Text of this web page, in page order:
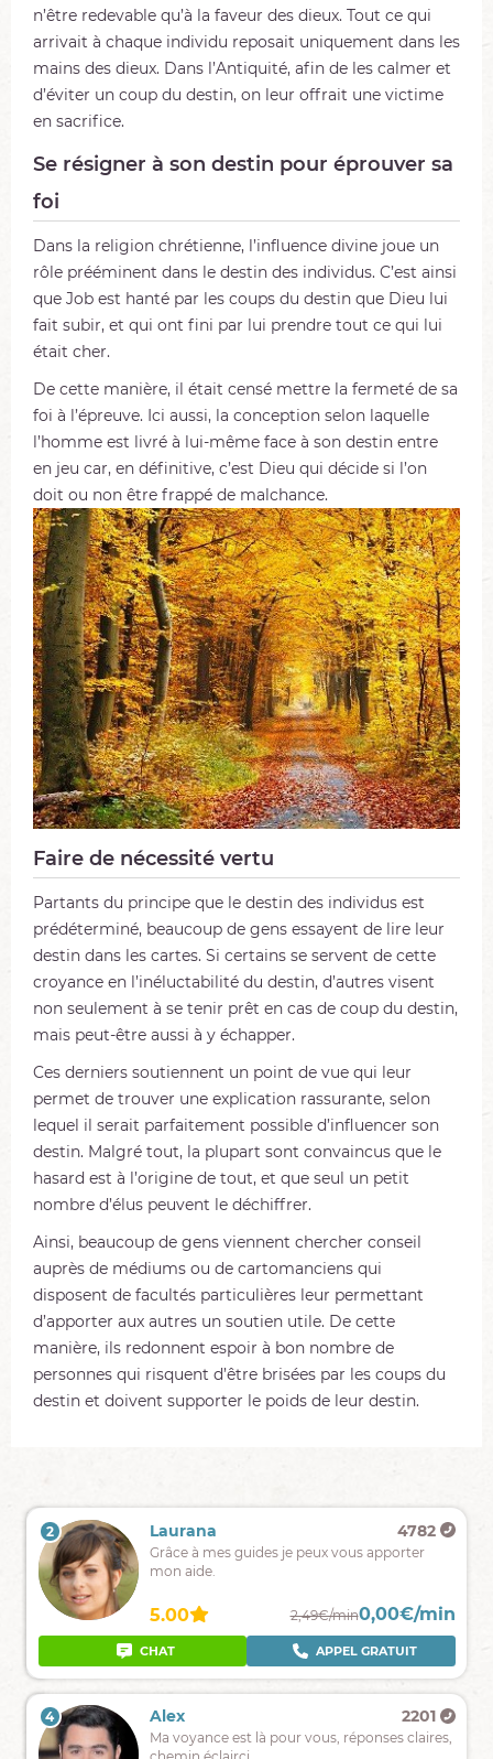
n’être redevable qu’à la faveur des dieux. Tout ce qui
arrivait à chaque individu reposait uniquement dans les
mains des dieux. Dans l’Antiquité, afin de les calmer et
d’éviter un coup du destin, on leur offrait une victime
en sacrifice.
Se résigner à son destin pour éprouver sa
foi
Dans la religion chrétienne, l’influence divine joue un
rôle prééminent dans le destin des individus. C’est ainsi
que Job est hanté par les coups du destin que Dieu lui
fait subir, et qui ont fini par lui prendre tout ce qui lui
était cher.
De cette manière, il était censé mettre la fermeté de sa
foi à l’épreuve. Ici aussi, la conception selon laquelle
l’homme est livré à lui-même face à son destin entre
en jeu car, en définitive, c’est Dieu qui décide si l’on
doit ou non être frappé de malchance.
Faire de nécessité vertu
Partants du principe que le destin des individus est
prédéterminé, beaucoup de gens essayent de lire leur
destin dans les cartes. Si certains se servent de cette
croyance en l’inéluctabilité du destin, d’autres visent
non seulement à se tenir prêt en cas de coup du destin,
mais peut-être aussi à y échapper.
Ces derniers soutiennent un point de vue qui leur
permet de trouver une explication rassurante, selon
lequel il serait parfaitement possible d’influencer son
destin. Malgré tout, la plupart sont convaincus que le
hasard est à l’origine de tout, et que seul un petit
nombre d’élus peuvent le déchiffrer.
Ainsi, beaucoup de gens viennent chercher conseil
auprès de médiums ou de cartomanciens qui
disposent de facultés particulières leur permettant
d’apporter aux autres un soutien utile. De cette
manière, ils redonnent espoir à bon nombre de
personnes qui risquent d’être brisées par les coups du
destin et doivent supporter le poids de leur destin.
1 Antarès
429
Une
écoute
cœur
pour
éclairer
votre
chemin
4.81 1,90€/min 0,00€/min
APPEL GRATUIT
2 Laurana 4782
Grâce à mes guides je peux vous apporter
mon aide.
5.00 2,49€/min0,00€/min
CHAT APPEL GRATUIT
3 Vivien
414
Une
4 Alex 2201
Ma voyance est là pour vous, réponses claires,